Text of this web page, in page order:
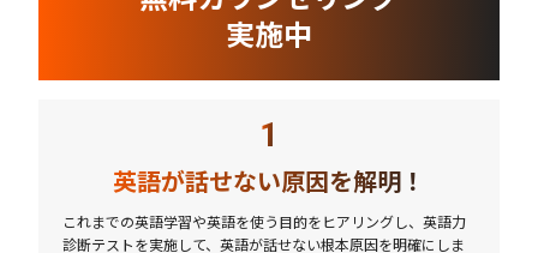
実施中
1
英語が話せない原因を解明！
これまでの英語学習や英語を使う目的をヒアリングし、英語力
診断テストを実施して、英語が話せない根本原因を明確にしま